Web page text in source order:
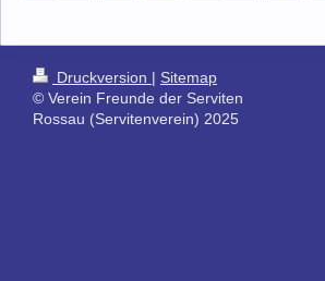
Druckversion | Sitemap
© Verein Freunde der Serviten
Rossau (Servitenverein) 2025